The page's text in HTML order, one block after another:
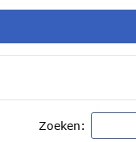
Zoeken: